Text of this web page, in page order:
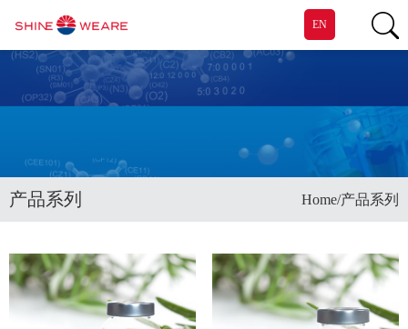
EN
产品系列 Home/产品系列